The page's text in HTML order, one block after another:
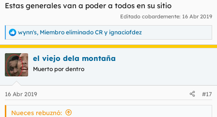
Estas generales van a poder a todos en su sitio
Editado cobardemente: 16 Abr 2019
R
e
a
c
c
i
e
s
wynn's, Miembro eliminado CR y ignaciofdez
el viejo dela montaña
Muerto por dentro
16 Abr 2019 #17
Nueces rebuznó: